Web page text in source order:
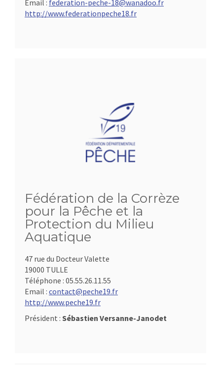
Email : federation-peche-18@wanadoo.fr
http://www.federationpeche18.fr
Fédération de la Corrèze
pour la Pêche et la
Protection du Milieu
Aquatique
47 rue du Docteur Valette
19000 TULLE
Téléphone : 05.55.26.11.55
Email : contact@peche19.fr
http://www.peche19.fr
Président : Sébastien Versanne-Janodet